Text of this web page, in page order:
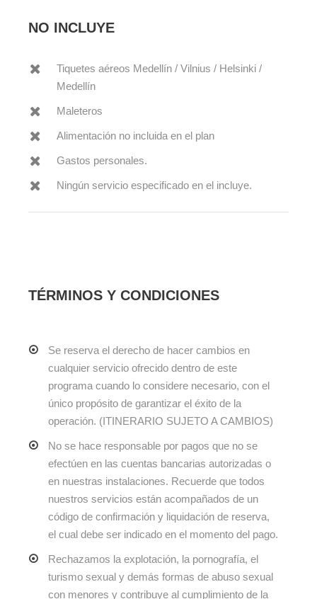
NO INCLUYE
Tiquetes aéreos Medellín / Vilnius / Helsinki /
Medellín
Maleteros
Alimentación no incluida en el plan
Gastos personales.
Ningún servicio especificado en el incluye.
TÉRMINOS Y CONDICIONES
Se reserva el derecho de hacer cambios en
cualquier servicio ofrecido dentro de este
programa cuando lo considere necesario, con el
único propósito de garantizar el éxito de la
operación. (ITINERARIO SUJETO A CAMBIOS)
No se hace responsable por pagos que no se
efectúen en las cuentas bancarias autorizadas o
en nuestras instalaciones. Recuerde que todos
nuestros servicios están acompañados de un
código de confirmación y liquidación de reserva,
el cual debe ser indicado en el momento del pago.
Rechazamos la explotación, la pornografía, el
turismo sexual y demás formas de abuso sexual
con menores y contribuye al cumplimiento de la